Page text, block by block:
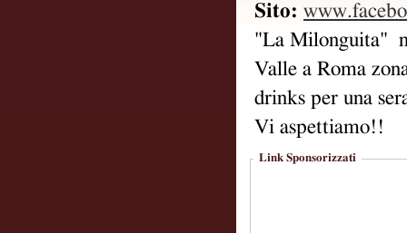
Sito:
"La Milonguita"
Valle a Roma
drinks per una
Vi aspettiamo!!
Link Sponsorizzati